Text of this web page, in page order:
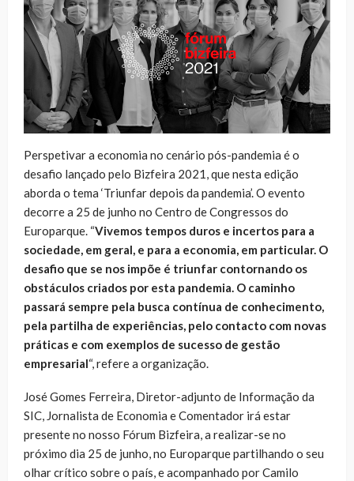
Perspetivar a economia no cenário pós-pandemia é o
desafio lançado pelo Bizfeira 2021, que nesta edição
aborda o tema ‘Triunfar depois da pandemia’. O evento
decorre a 25 de junho no Centro de Congressos do
Europarque. “Vivemos tempos duros e incertos para a
sociedade, em geral, e para a economia, em particular. O
desafio que se nos impõe é triunfar contornando os
obstáculos criados por esta pandemia. O caminho
passará sempre pela busca contínua de conhecimento,
pela partilha de experiências, pelo contacto com novas
práticas e com exemplos de sucesso de gestão
empresarial“, refere a organização.
José Gomes Ferreira, Diretor-adjunto de Informação da
SIC, Jornalista de Economia e Comentador irá estar
presente no nosso Fórum Bizfeira, a realizar-se no
próximo dia 25 de junho, no Europarque partilhando o seu
olhar crítico sobre o país, e acompanhado por Camilo